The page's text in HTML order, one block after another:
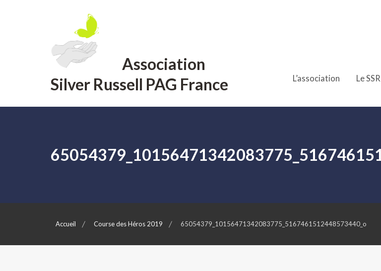
Association
Silver Russell PAG France
L’association Le SSR
Accueil Course des Héros 2019 65054379_10156471342083775_5167461512448573440_o